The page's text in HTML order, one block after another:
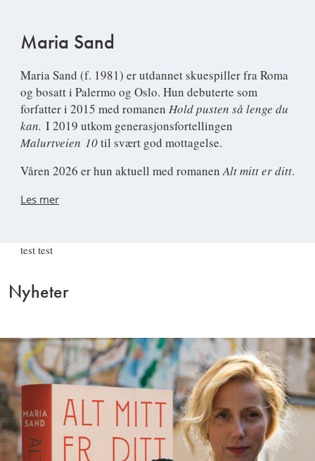
Maria Sand
Maria Sand (f. 1981) er utdannet skuespiller fra Roma
og bosatt i Palermo og Oslo. Hun debuterte som
forfatter i 2015 med romanen Hold pusten så lenge du
kan. I 2019 utkom generasjonsfortellingen
Malurtveien 10til svært god mottagelse.
Våren 2026 er hun aktuell med romanenAlt mitt er ditt.
Les mer
test test
Nyheter